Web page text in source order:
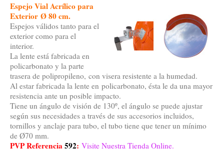
Espejo Vial Acrílico para
Exterior Ø 80 cm.
Espejos válidos tanto para el
exterior como para el
interior.
La lente está fabricada en
policarbonato y la parte
trasera de polipropileno, con visera resistente a la humedad.
Al estar fabricada la lente en policarbonato, ésta le da una mayor
resistencia ante un posible impacto.
Tiene un ángulo de visión de 130º, el ángulo se puede ajustar
según sus necesidades a través de sus accesorios incluidos,
tornillos y anclaje para tubo, el tubo tiene que tener un mínimo
de Ø70 mm.
PVP Referencia592: Visite Nuestra Tienda Online.